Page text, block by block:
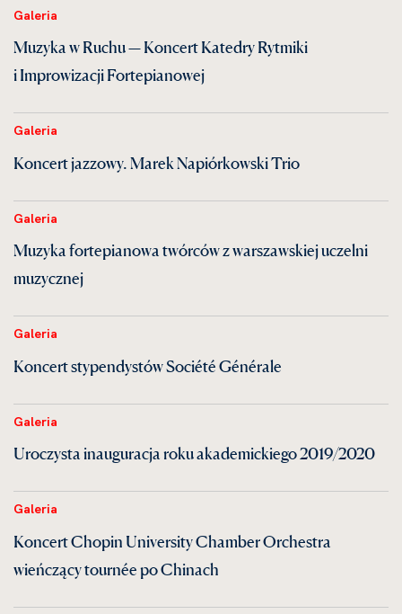
Galeria
Muzyka w Ruchu — Koncert Katedry Rytmiki
i Improwizacji Fortepianowej
Galeria
Koncert jazzowy. Marek Napiórkowski Trio
Galeria
Muzyka fortepianowa twórców z warszawskiej uczelni
muzycznej
Galeria
Koncert stypendystów Société Générale
Galeria
Uroczysta inauguracja roku akademickiego 2019/2020
Galeria
Koncert Chopin University Chamber Orchestra
wieńczący tournée po Chinach